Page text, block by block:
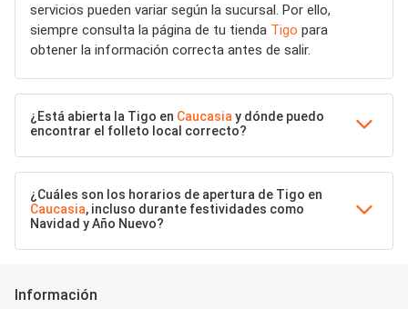
servicios pueden variar según la sucursal. Por ello,
siempre consulta la página de tu tienda Tigo para
obtener la información correcta antes de salir.
¿Está abierta la Tigo en Caucasia y dónde puedo
encontrar el folleto local correcto?
¿Cuáles son los horarios de apertura de Tigo en
Caucasia, incluso durante festividades como
Navidad y Año Nuevo?
Información